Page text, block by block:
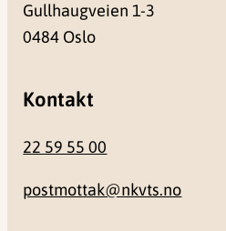
Gullhaugveien 1-3
0484 Oslo
Kontakt
22 59 55 00
postmottak@nkvts.no